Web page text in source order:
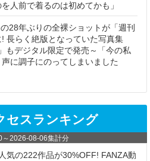
人前で着るのは初めてかも」
28年ぶりの全裸ショットが「週刊
長らく絶版となっていた写真集
もデジタル限定で発売～「今の私
に調子にのってしまいました
セスランキング
～2026-08-06集計分
気の222作品が30%OFF! FANZA動